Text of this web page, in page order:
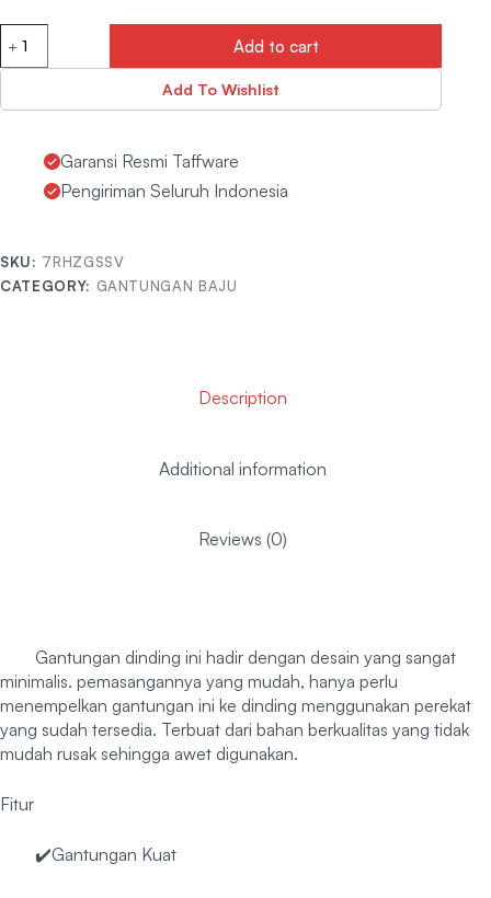
Add to cart
Add To Wishlist
Garansi Resmi Taffware
Pengiriman Seluruh Indonesia
SKU: 7RHZGSSV
CATEGORY: GANTUNGAN BAJU
Description
Additional information
Reviews (0)
Gantungan dinding ini hadir dengan desain yang sangat
minimalis. pemasangannya yang mudah, hanya perlu
menempelkan gantungan ini ke dinding menggunakan perekat
yang sudah tersedia. Terbuat dari bahan berkualitas yang tidak
mudah rusak sehingga awet digunakan.
Fitur
✔️Gantungan Kuat